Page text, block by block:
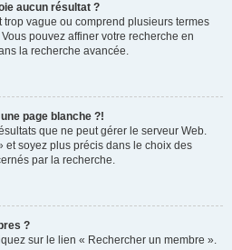
aucun résultat ?
vague ou comprend plusieurs termes
pouvez affiner votre recherche en
la recherche avancée.
page blanche ?!
que ne peut gérer le serveur Web.
et soyez plus précis dans le choix des
par la recherche.
?
sur le lien « Rechercher un membre ».